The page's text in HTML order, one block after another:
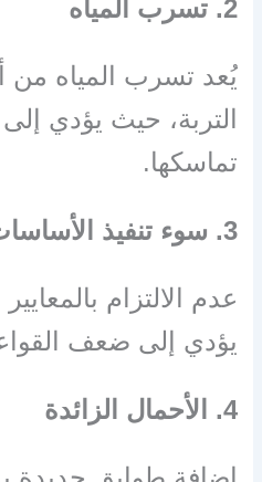
2. تسرب المياه
يُعد تسرب المياه
التربة، حيث يؤدي إلى
تماسكها.
3. سوء تنفيذ الأساسات
عدم الالتزام بالمعايير
يؤدي إلى ضعف
4. الأحمال الزائدة